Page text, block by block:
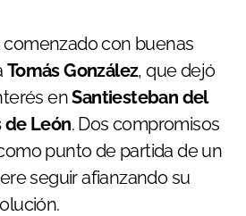
con buenas
Tomás González, que dejó
enSantiesteban del
de León. Dos compromisos
punto de partida de un
seguir afianzando su